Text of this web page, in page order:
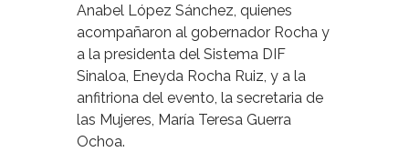
Anabel López Sánchez, quienes
acompañaron al gobernador Rocha y
a la presidenta del Sistema DIF
Sinaloa, Eneyda Rocha Ruiz, y a la
anfitriona del evento, la secretaria de
las Mujeres, María Teresa Guerra
Ochoa.